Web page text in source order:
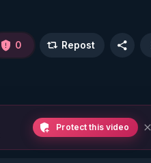
0 Repost
Protect this video